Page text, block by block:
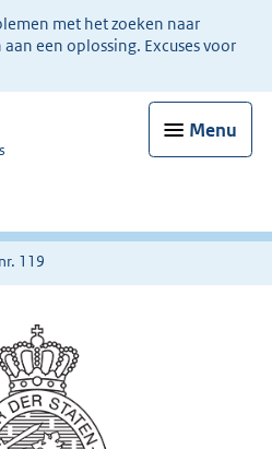
met het zoeken naar
een oplossing. Excuses voor
Menu
119